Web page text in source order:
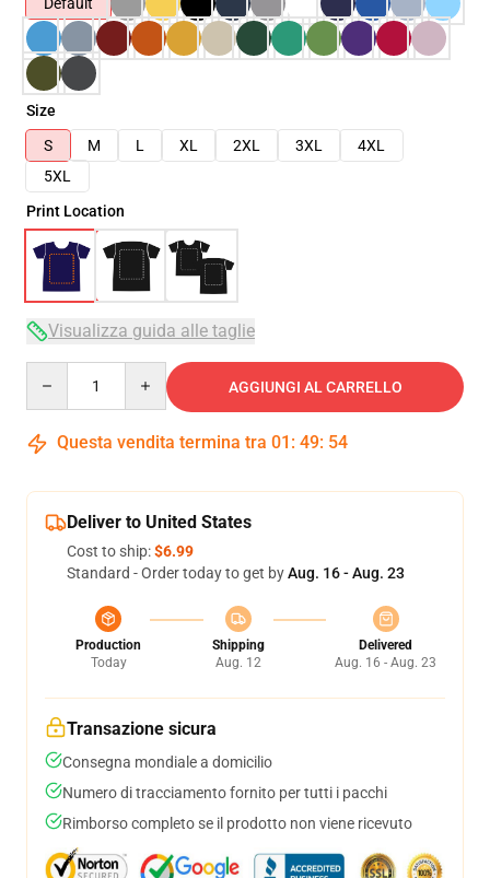
Size
S
M L XL 2XL 3XL
4XL
5XL
Print Location
Visualizza guida alle taglie
AGGIUNGI AL CARRELLO
Questa vendita termina tra 01 : 49: 54
Deliver to United States
Cost to ship:$6.99
Standard - Order today to get byAug. 16 - Aug. 23
Production
Today
Shipping
Aug. 12
Delivered
Aug. 16 - Aug. 23
Transazione sicura
Consegna mondiale a domicilio
Numero di tracciamento fornito per tutti i pacchi
Rimborso completo se il prodotto non viene ricevuto